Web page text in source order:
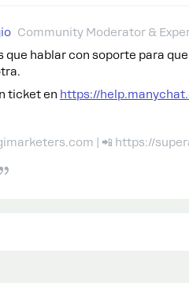
Community Moderator &
que hablar con soporte para
ticket en https://
| 📲 https://